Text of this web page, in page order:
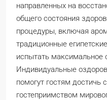
направленных на
общего состояния
процедуры, включая
традиционные
испытать максимальное
Индивидуальные
помогут гостям достичь
гостеприимством